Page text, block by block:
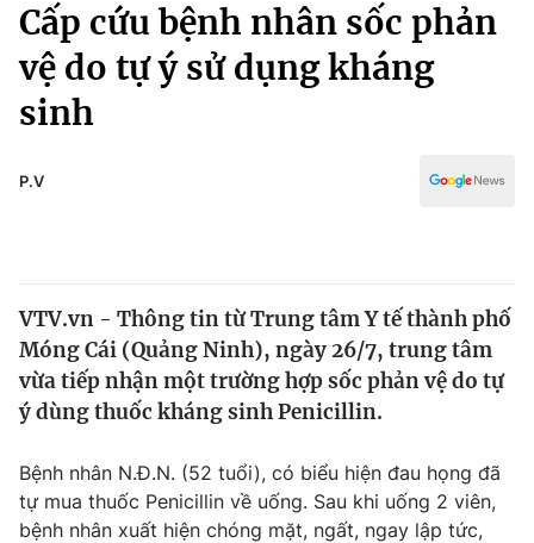
Chuyên mục
Chính trị
Thế giới
Tin tức
Câu chuyện quốc tế
Kinh tế
Tài chính
Thị trường
Dữ liệu và đời sống
Pháp luật
Thể thao
Truyền hình
Cấp cứu bệnh nhân sốc phản
vệ do tự ý sử dụng kháng
sinh
P.V
VTV.vn - Thông tin từ Trung tâm Y tế thành phố
Móng Cái (Quảng Ninh), ngày 26/7, trung tâm
vừa tiếp nhận một trường hợp sốc phản vệ do tự
ý dùng thuốc kháng sinh Penicillin.
Bệnh nhân N.Đ.N. (52 tuổi), có biểu hiện đau họng đã
tự mua thuốc Penicillin về uống. Sau khi uống 2 viên,
bệnh nhân xuất hiện chóng mặt, ngất, ngay lập tức,